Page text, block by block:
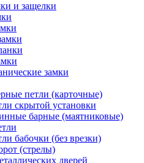
и защелки
замки
петли (карточные)
скрытой установки
барные (маятниковые)
бабочки (без врезки)
(стрелы)
дверей